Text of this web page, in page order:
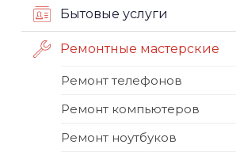
Бытовые услуги
Ремонтные мастерские
Ремонт телефонов
Ремонт компьютеров
Ремонт ноутбуков